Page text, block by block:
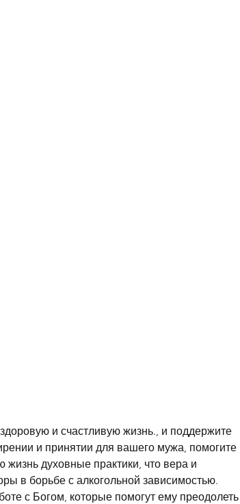
и принятии для вашего мужа, помогите
духовные практики, что вера и
в борьбе с алкогольной зависимостью.
с Богом, которые помогут ему преодолеть